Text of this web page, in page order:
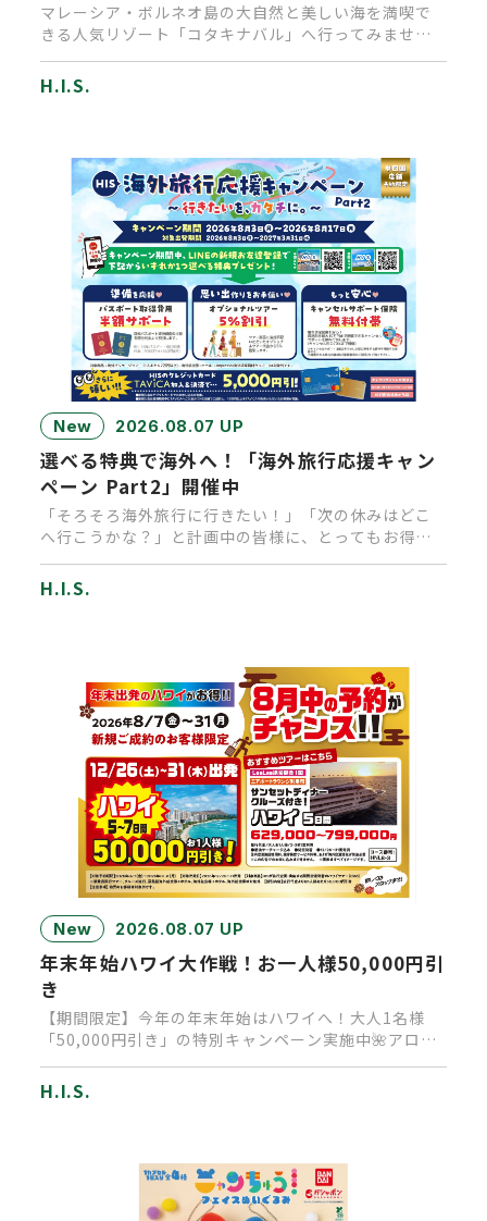
マレーシア・ボルネオ島の大自然と美しい海を満喫で
きる人気リゾート「コタキナバル」へ行ってみません
か？通常なら乗り継ぎで1…
H.I.S.
New 2026.08.07 UP
選べる特典で海外へ！「海外旅行応援キャン
ペーン Part2」開催中
「そろそろ海外旅行に行きたい！」「次の休みはどこ
へ行こうかな？」と計画中の皆様に、とってもお得な
キャンペーンのお知らせで…
H.I.S.
New 2026.08.07 UP
年末年始ハワイ大作戦！お一人様50,000円引
き
【期間限定】今年の年末年始はハワイへ！大人1名様
「50,000円引き」の特別キャンペーン実施中🌺アロ
ハ！皆様いかがお過ご…
H.I.S.